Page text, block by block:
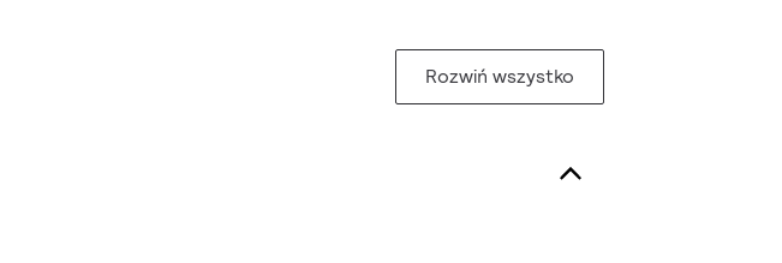
Rozwiń wszystko